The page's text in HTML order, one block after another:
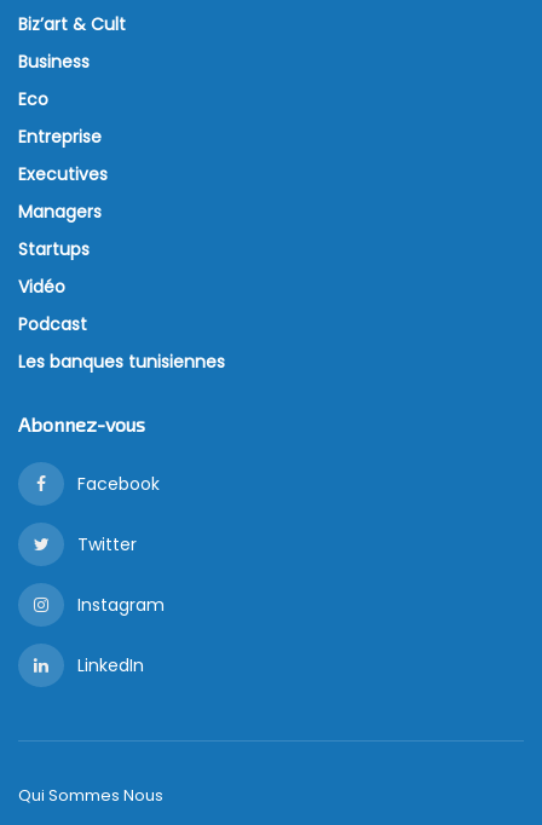
Biz’art & Cult
Business
Eco
Entreprise
Executives
Managers
Startups
Vidéo
Podcast
Les banques tunisiennes
Abonnez-vous
Facebook
Twitter
Instagram
LinkedIn
Qui Sommes Nous